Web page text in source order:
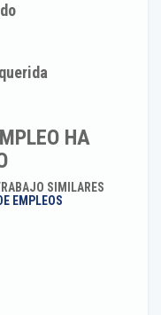
HA
SIMILARES
EMPLEOS